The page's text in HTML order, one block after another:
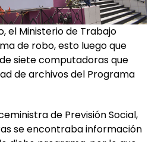
el Ministerio de Trabajo
de robo, esto luego que
siete computadoras que
de archivos del Programa
de Previsión Social,
se encontraba información